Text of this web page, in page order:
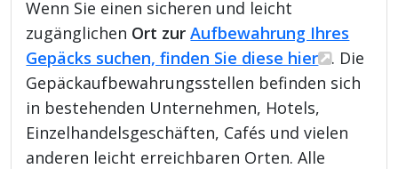
Wenn Sie einen sicheren und leicht
zugänglichen Ort zurAufbewahrung Ihres
Gepäcks suchen, finden Sie diese hier
. Die
Gepäckaufbewahrungsstellen befinden sich
in bestehenden Unternehmen, Hotels,
Einzelhandelsgeschäften, Cafés und vielen
anderen leicht erreichbaren Orten. Alle